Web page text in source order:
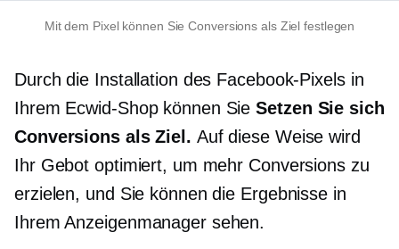
Mit dem Pixel können Sie Conversions als Ziel festlegen
Durch die Installation des Facebook-Pixels in
Ihrem Ecwid-Shop können SieSetzen Sie sich
Conversions als Ziel. Auf diese Weise wird
Ihr Gebot optimiert, um mehr Conversions zu
erzielen, und Sie können die Ergebnisse in
Ihrem Anzeigenmanager sehen.